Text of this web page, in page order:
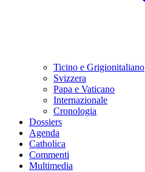
Ticino e Grigionitaliano
Svizzera
Papa e Vaticano
Internazionale
Cronologia
Dossiers
Agenda
Catholica
Commenti
Multimedia